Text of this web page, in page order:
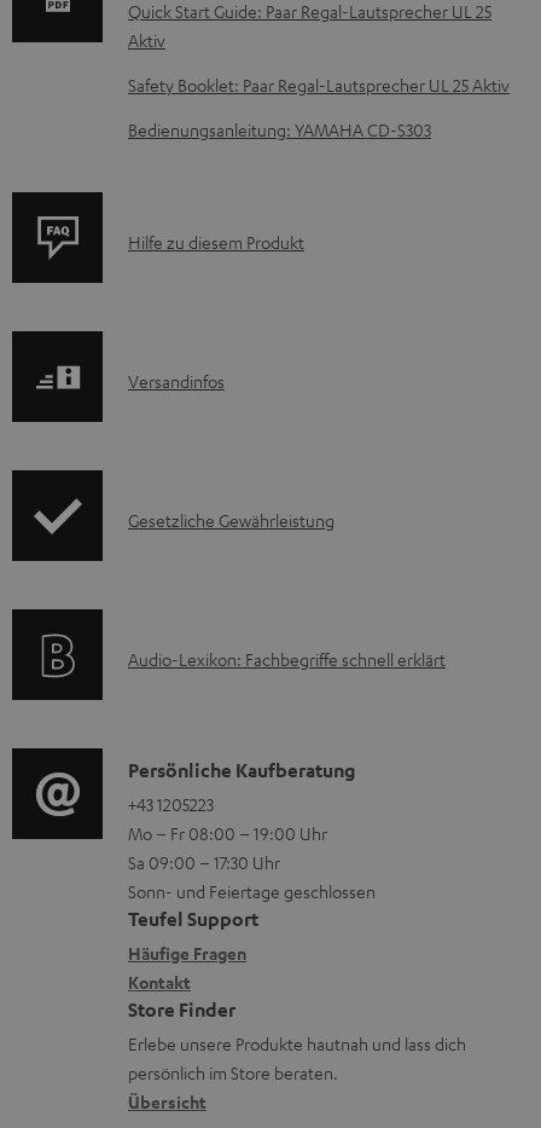
m
e
n
t
u
r
e
d
Quick Start Guide: Paar Regal-Lautsprecher UL 25
Aktiv
Safety Booklet: Paar Regal-Lautsprecher UL 25 Aktiv
Bedienungsanleitung: YAMAHA CD-S303
P
u
A
Hilfe zu diesem Produkt
I
r
i
e
n
z
u
m
V
e
r
s
a
Versandinfos
I
r
t
i
o
n
e
n
z
u
r
G
Gesetzliche Gewährleistung
A
i
o
-
L
e
x
i
k
o
n
Audio-Lexikon: Fachbegriffe schnell erklärt
K
o
n
t
a
k
t
d
a
t
Persönliche Kaufberatung
+43 1205223
Mo – Fr 08:00 – 19:00 Uhr
Sa 09:00 – 17:30 Uhr
Sonn- und Feiertage geschlossen
Teufel Support
Häufige Fragen
Kontakt
Store Finder
Erlebe unsere Produkte hautnah und lass dich
persönlich im Store beraten.
Übersicht